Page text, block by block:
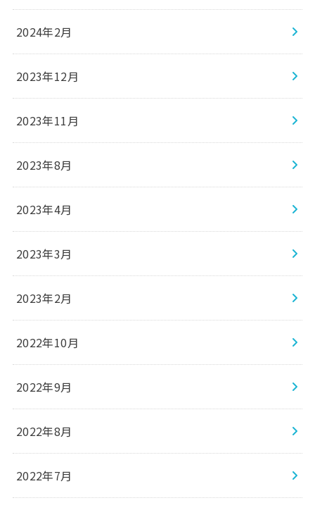
2024年2月
2023年12月
2023年11月
2023年8月
2023年4月
2023年3月
2023年2月
2022年10月
2022年9月
2022年8月
2022年7月